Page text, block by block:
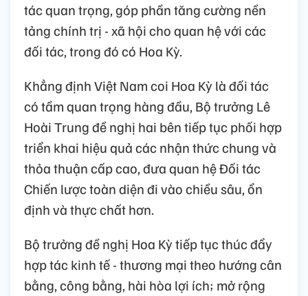
tác quan trọng, góp phần tăng cường nền
tảng chính trị - xã hội cho quan hệ với các
đối tác, trong đó có Hoa Kỳ.
Khẳng định Việt Nam coi Hoa Kỳ là đối tác
có tầm quan trọng hàng đầu, Bộ trưởng Lê
Hoài Trung đề nghị hai bên tiếp tục phối hợp
triển khai hiệu quả các nhận thức chung và
thỏa thuận cấp cao, đưa quan hệ Đối tác
Chiến lược toàn diện đi vào chiều sâu, ổn
định và thực chất hơn.
Bộ trưởng đề nghị Hoa Kỳ tiếp tục thúc đẩy
hợp tác kinh tế - thương mại theo hướng cân
bằng, công bằng, hài hòa lợi ích; mở rộng